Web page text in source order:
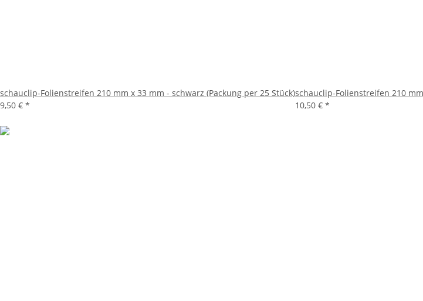
schauclip-Folienstreifen 210 mm x 33 mm - schwarz (Packung per 25 Stück)
9,50 € *
schauclip-Folienstreifen 210
10,50 € *